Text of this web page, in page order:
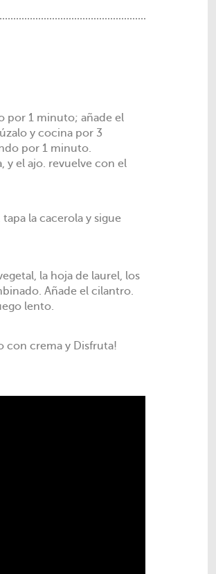
por 1 minuto; añade el
y cocina por 3
por 1 minuto.
y el ajo. revuelve con el
la cacerola y sigue
la hoja de laurel, los
Añade el cilantro.
lento.
con crema y Disfruta!